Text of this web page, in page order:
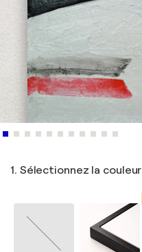
1. Sélectionnez la couleur